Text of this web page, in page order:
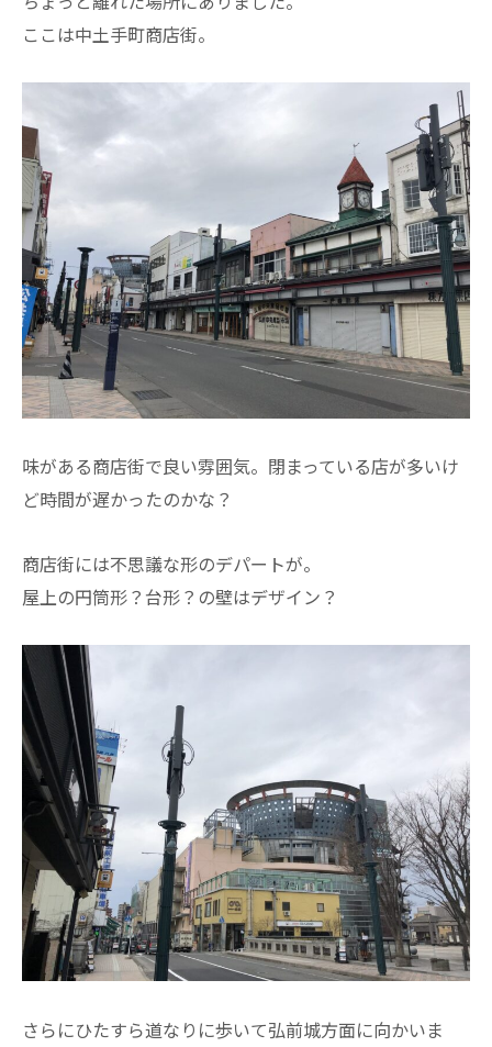
ここは中土手町商店街。
味がある商店街で良い雰囲気。閉まっている店が多いけ
ど時間が遅かったのかな？
商店街には不思議な形のデパートが。
屋上の円筒形？台形？の壁はデザイン？
さらにひたすら道なりに歩いて弘前城方面に向かいま